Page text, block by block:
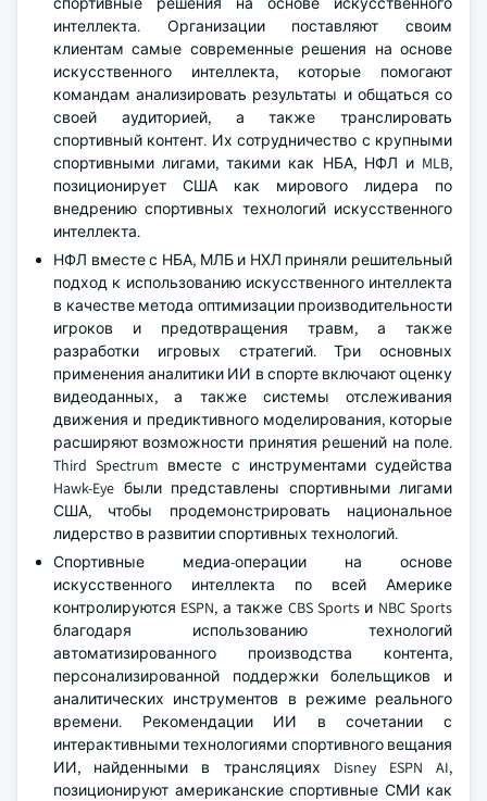
интеллекта. Организации поставляют своим
клиентам самые современные решения на основе
искусственного интеллекта, которые помогают
командам анализировать результаты и общаться со
своей аудиторией, а также транслировать
спортивный контент. Их сотрудничество с крупными
спортивными лигами, такими как НБА, НФЛ и MLB,
позиционирует США как мирового лидера по
внедрению спортивных технологий искусственного
интеллекта.
НФЛ вместе с НБА, МЛБ и НХЛ приняли решительный
подход к использованию искусственного интеллекта
в качестве метода оптимизации производительности
игроков и предотвращения травм, а также
разработки игровых стратегий. Три основных
применения аналитики ИИ в спорте включают оценку
видеоданных, а также системы отслеживания
движения и предиктивного моделирования, которые
расширяют возможности принятия решений на поле.
Third Spectrum вместе с инструментами судейства
Hawk-Eye были представлены спортивными лигами
США, чтобы продемонстрировать национальное
лидерство в развитии спортивных технологий.
Спортивные медиа-операции на основе
искусственного интеллекта по всей Америке
контролируются ESPN, а также CBS Sports и NBC Sports
благодаря использованию технологий
автоматизированного производства контента,
персонализированной поддержки болельщиков и
аналитических инструментов в режиме реального
времени. Рекомендации ИИ в сочетании с
интерактивными технологиями спортивного вещания
ИИ, найденными в трансляциях Disney ESPN AI,
позиционируют американские спортивные СМИ как